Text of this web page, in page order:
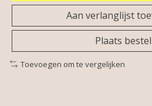
Aan verlanglijst
Plaats
Toevoegen om te vergelijken